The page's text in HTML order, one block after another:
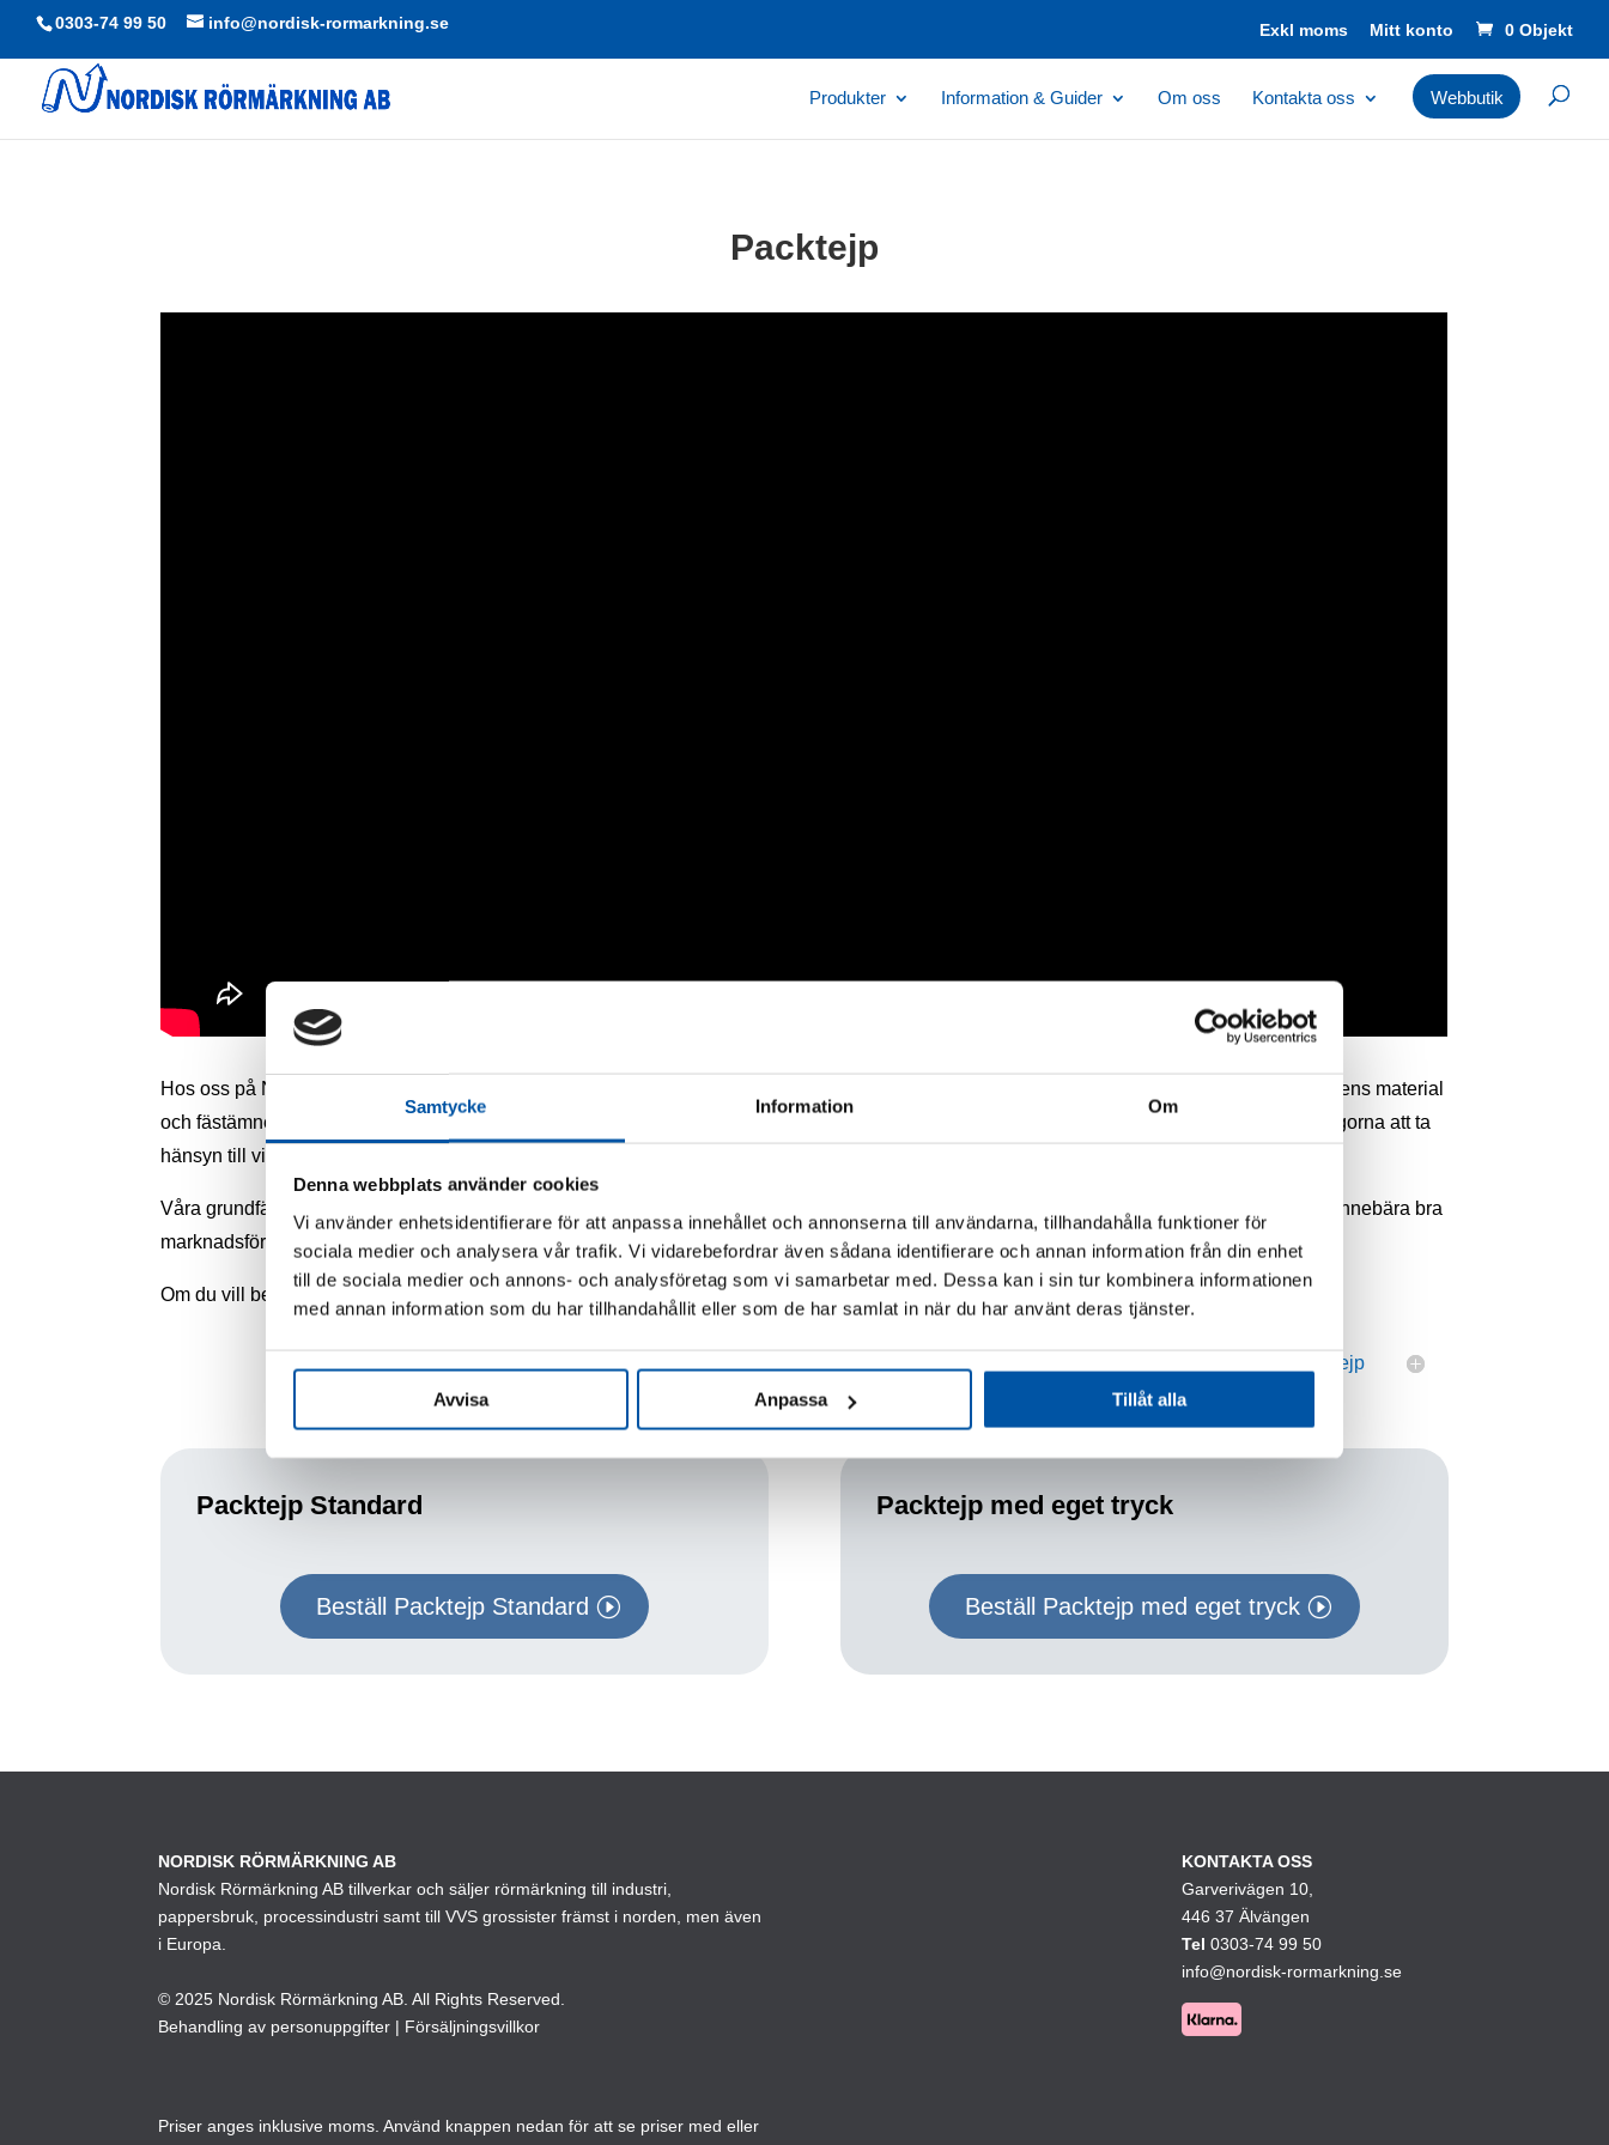
Samtycke Information Om
Denna webbplats använder cookies
Vi använder enhetsidentifierare för att anpassa innehållet och annonserna till användarna, tillhandahålla funktioner för
sociala medier och analysera vår trafik. Vi vidarebefordrar även sådana identifierare och annan information från din enhet
till de sociala medier och annons- och analysföretag som vi samarbetar med. Dessa kan i sin tur kombinera informationen
med annan information som du har tillhandahållit eller som de har samlat in när du har använt deras tjänster.
Avvisa Anpassa Tillåt alla
0303-74 99 50 info@nordisk-rormarkning.se Mitt konto 0 Objekt
Produkter Information & Guider Om oss Kontakta oss Webbutik
Packtejp
Hos oss på Nordisk Rörmärkning erbjuder vi ett komplett utbud av packtejp. Varje tejp får sina unika egenskaper från en kombination av tejpens material
och fästämne. De olika kombinationerna har olika styrkor och svagheter. Längre ner på den här sidan finner ni en guide för de vanligaste frågorna att ta
hänsyn till vid val av packtejp.
Våra grundfärger på tejp är i brunt eller transparent. Det är många som kommer att se ditt paket när det går från packning till mål, så det kan innebära bra
marknadsföringsmöjligheter att packa med en tejp i ditt egna varumärke. Därför erbjuder vi dig även att beställa packtejp med ditt egna tryck.
Om du vill bestämma färg, form och budskap själv besök gärna vår sida för packtejp med tryck.
Läs mer om packtejp
Packtejp Standard
Beställ Packtejp Standard
Packtejp med eget tryck
Beställ Packtejp med eget tryck
NORDISK RÖRMÄRKNING AB
Nordisk Rörmärkning AB tillverkar och säljer rörmärkning till industri,
pappersbruk, processindustri samt till VVS grossister främst i norden, men även
i Europa.
© 2025 Nordisk Rörmärkning AB. All Rights Reserved.
Behandling av personuppgifter | Försäljningsvillkor
Priser anges inklusive moms. Använd knappen nedan för att se priser med eller
KONTAKTA OSS
Garverivägen 10,
446 37 Älvängen
Tel 0303-74 99 50
info@nordisk-rormarkning.se